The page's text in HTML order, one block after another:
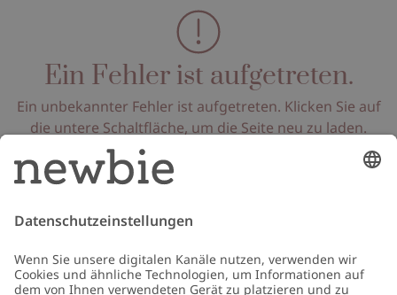
Ein Fehler ist aufgetreten.
Ein unbekannter Fehler ist aufgetreten. Klicken Sie auf
die untere Schaltfläche, um die Seite neu zu laden.
Seite neu laden